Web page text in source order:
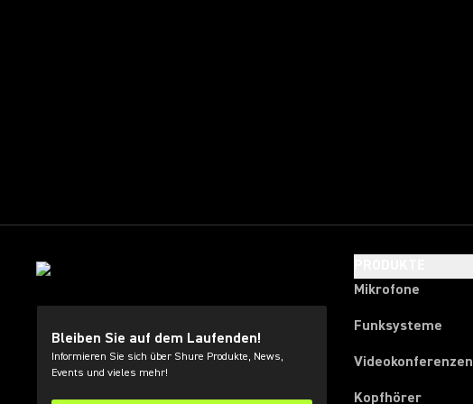
Bleiben Sie auf dem Laufenden!
Informieren Sie sich über Shure Produkte, News,
Events und vieles mehr!
Mikrofone
Funksysteme
Videokonferenzen
Kopfhörer